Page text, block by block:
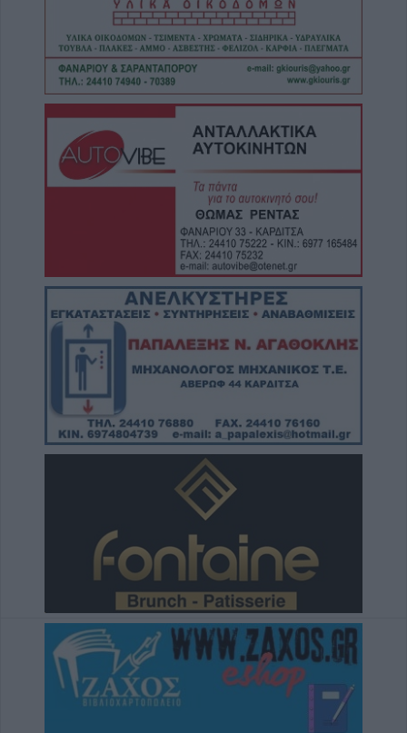
πρώτων αγώνων του Γ΄προκριματικού
7 Αυγούστου 2026, 00:10
Europa League: Με ΤΣΚΑ Σόφιας λογικά ο
ΟΦΗ στα Play Off - Τα αποτελέσματα των
πρώτων αγώνων στον Γ' προκριματικό
7 Αυγούστου 2026, 00:04
“Ciao espresso bar”: 12 χρόνια τώρα η δική
Με την πλάτη στον τοίχο ο ΠΑΟΚ - Ήττα
εντός (0-1) από την Άντερλεχτ
6 Αυγούστου 2026, 22:57
Πλήρως επισκέψιμοι δύο αρχαιολογικοί
χώροι στο ν. Καρδίτσας, δυνατότητα
επίσκεψης και σε άλλους τέσσερις
Σύγκρουση δύο τραμ στη Γερμανία – Πάνω
από 20 τραυματίες
Συρία: Δύο νεκροί και 13 τραυματίες από
έκρηξη βόμβας σε λεωφορείο
6 Αυγούστου 2026, 20:28
Έκτακτος ψεκασμός και μέτρα προστασίας
για τον Ιό του Δυτικού Νείλου στην Δ.Κ.
6 Αυγούστου 2026, 19:35
Χαλκίδα: Γυναίκα έπεσε από την Υψηλή
Γέφυρα και σώθηκε στα νερά του Ευβοϊκού
6 Αυγούστου 2026, 19:32